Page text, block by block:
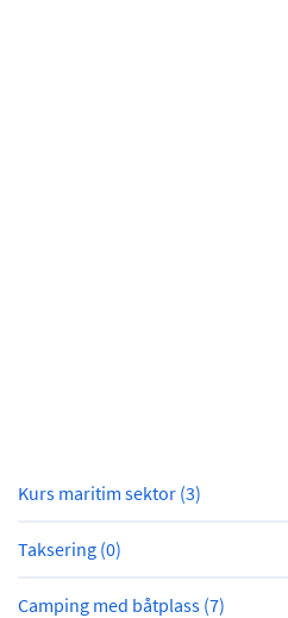
Kurs maritim sektor (3)
Taksering (0)
Camping med båtplass (7)